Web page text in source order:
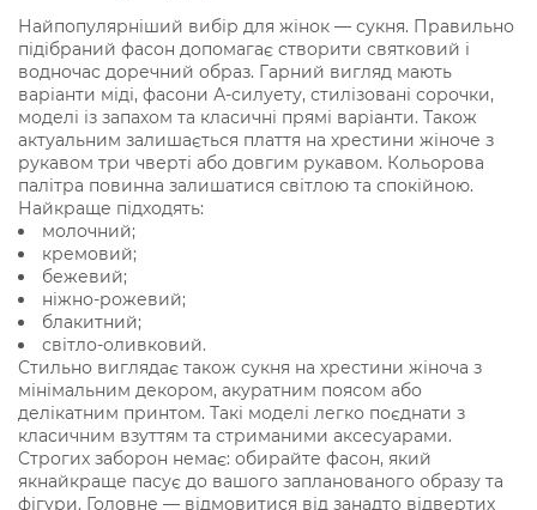
Найпопулярніший вибір для жінок — сукня. Правильно
підібраний фасон допомагає створити святковий і
водночас доречний образ. Гарний вигляд мають
варіанти міді, фасони А-силуету, стилізовані сорочки,
моделі із запахом та класичні прямі варіанти. Також
актуальним залишається плаття на хрестини жіноче з
рукавом три чверті або довгим рукавом. Кольорова
палітра повинна залишатися світлою та спокійною.
Найкраще підходять:
молочний;
кремовий;
бежевий;
ніжно-рожевий;
блакитний;
світло-оливковий.
Стильно виглядає також сукня на хрестини жіноча з
мінімальним декором, акуратним поясом або
делікатним принтом. Такі моделі легко поєднати з
класичним взуттям та стриманими аксесуарами.
Строгих заборон немає: обирайте фасон, який
якнайкраще пасує до вашого запланованого образу та
фігури. Головне — відмовитися від занадто відвертих